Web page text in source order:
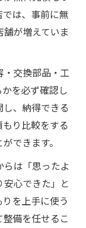
は、事前に無
が増えていま
交換部品・工
を必ず確認し
、納得できる
り比較をする
できます。
は「思ったよ
心できた」と
を上手に使う
備を任せるこ